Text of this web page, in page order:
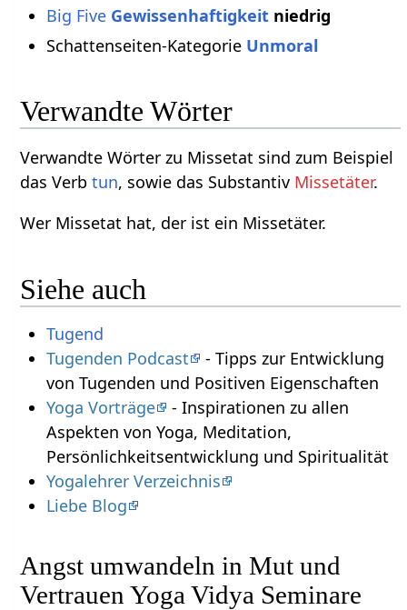
Big Five Gewissenhaftigkeitniedrig
Schattenseiten-Kategorie Unmoral
Verwandte Wörter
Verwandte Wörter zu Missetat sind zum Beispiel
das Verbtun, sowie das Substantiv Missetäter.
Wer Missetat hat, der ist ein Missetäter.
Siehe auch
Tugend
Tugenden Podcast
- Tipps zur Entwicklung
von Tugenden und Positiven Eigenschaften
Yoga Vorträge
- Inspirationen zu allen
Aspekten von Yoga, Meditation,
Persönlichkeitsentwicklung und Spiritualität
Yogalehrer Verzeichnis
Liebe Blog
Angst umwandeln in Mut und
Vertrauen Yoga Vidya Seminare